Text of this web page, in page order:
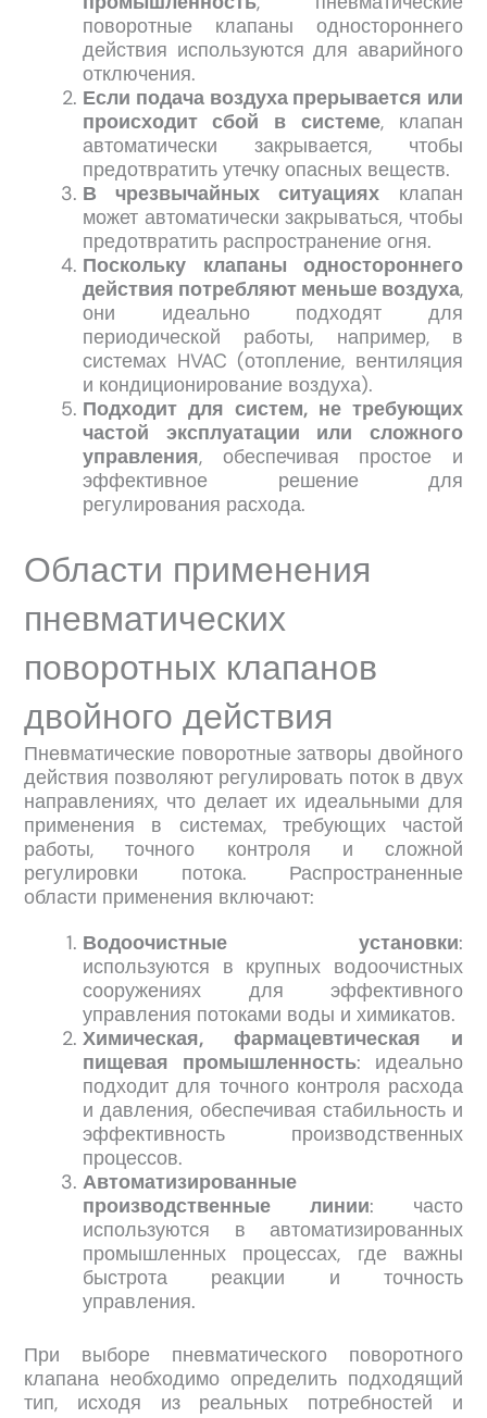
поворотные клапаны одностороннего
действия используются для аварийного
отключения.
Если подача воздуха прерывается или
происходит сбой в системе, клапан
автоматически закрывается, чтобы
предотвратить утечку опасных веществ.
В чрезвычайных ситуациях клапан
может автоматически закрываться, чтобы
предотвратить распространение огня.
Поскольку клапаны одностороннего
действия потребляют меньше воздуха,
они идеально подходят для
периодической работы, например, в
системах HVAC (отопление, вентиляция
и кондиционирование воздуха).
Подходит для систем, не требующих
частой эксплуатации или сложного
управления, обеспечивая простое и
эффективное решение для
регулирования расхода.
Области применения
пневматических
поворотных клапанов
двойного действия
Пневматические поворотные затворы двойного
действия позволяют регулировать поток в двух
направлениях, что делает их идеальными для
применения в системах, требующих частой
работы, точного контроля и сложной
регулировки потока. Распространенные
области применения включают:
Водоочистные установки:
используются в крупных водоочистных
сооружениях для эффективного
управления потоками воды и химикатов.
Химическая, фармацевтическая и
пищевая промышленность: идеально
подходит для точного контроля расхода
и давления, обеспечивая стабильность и
эффективность производственных
процессов.
Автоматизированные
производственные линии: часто
используются в автоматизированных
промышленных процессах, где важны
быстрота реакции и точность
управления.
При выборе пневматического поворотного
клапана необходимо определить подходящий
тип, исходя из реальных потребностей и